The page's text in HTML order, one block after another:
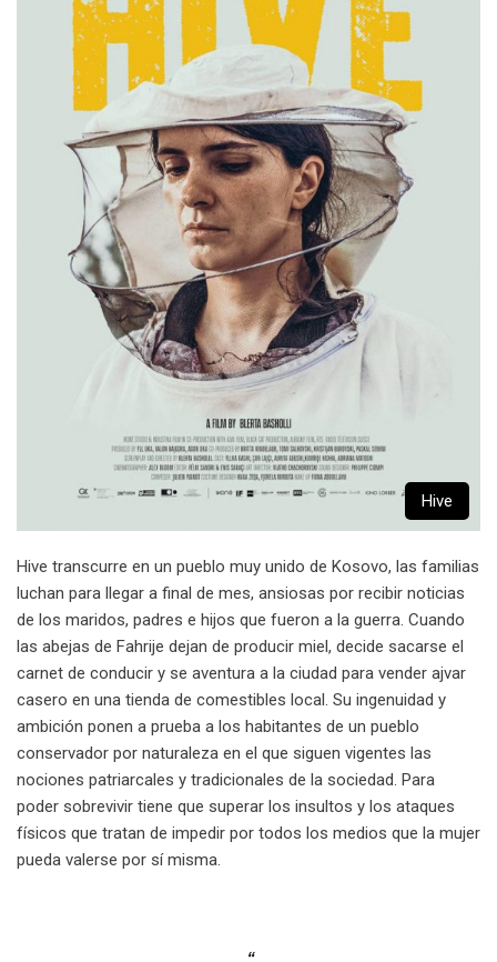
Hive
Hive transcurre en un pueblo muy unido de Kosovo, las familias
luchan para llegar a final de mes, ansiosas por recibir noticias
de los maridos, padres e hijos que fueron a la guerra. Cuando
las abejas de Fahrije dejan de producir miel, decide sacarse el
carnet de conducir y se aventura a la ciudad para vender ajvar
casero en una tienda de comestibles local. Su ingenuidad y
ambición ponen a prueba a los habitantes de un pueblo
conservador por naturaleza en el que siguen vigentes las
nociones patriarcales y tradicionales de la sociedad. Para
poder sobrevivir tiene que superar los insultos y los ataques
físicos que tratan de impedir por todos los medios que la mujer
pueda valerse por sí misma.